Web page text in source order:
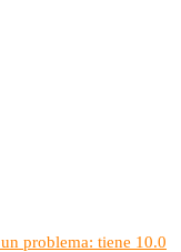
problema: tiene 10.0